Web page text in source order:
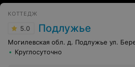
КОТТЕДЖ
5.0 Подлужье
Могилевская обл. д. Подлужье ул.
Круглосуточно